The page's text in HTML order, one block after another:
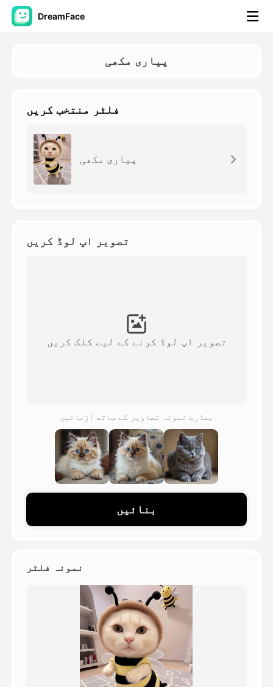
DreamFace
مصنوعی ذہانت کے اوزار
اے ویڈیو
اے فوٹو
دیگر اوزار
تمام ٹیمپلیٹس دیکھیں
بلاگ
پیاری مکھی
فلٹر منتخب کریں
پیاری مکھی
تصویر اپ لوڈ کریں
تصویر اپ لوڈ کرنے کے لیے کلک کریں
ہمارے نمونہ تصاویر کے ساتھ آزمائیں
بنائیں
نمونہ فلٹر